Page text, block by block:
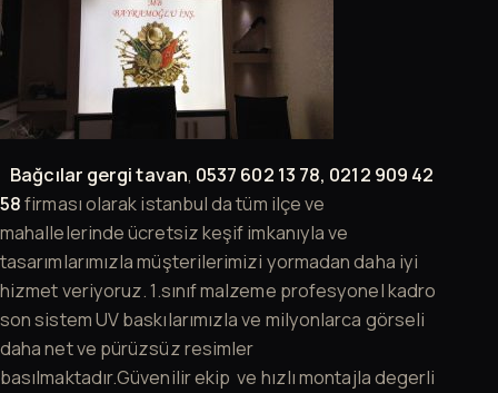
Bağcılar gergi tavan, 0537 602 13 78, 0212 909 42
58firması olarak istanbul da tüm ilçe ve
mahallelerinde ücretsiz keşif imkanıyla ve
tasarımlarımızla müşterilerimizi yormadan daha iyi
hizmet veriyoruz. 1.sınıf malzeme profesyonel kadro
son sistem UV baskılarımızla ve milyonlarca görseli
daha net ve pürüzsüz resimler
basılmaktadır.Güvenilir ekip ve hızlı montajla degerli